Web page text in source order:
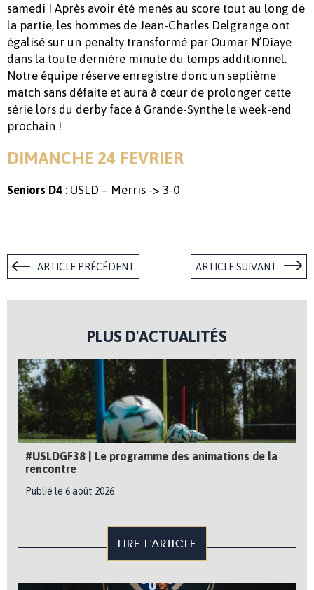
samedi ! Après avoir été menés au score tout au long de
la partie, les hommes de Jean-Charles Delgrange ont
égalisé sur un penalty transformé par Oumar N’Diaye
dans la toute dernière minute du temps additionnel.
Notre équipe réserve enregistre donc un septième
match sans défaite et aura à cœur de prolonger cette
série lors du derby face à Grande-Synthe le week-end
prochain !
DIMANCHE 24 FEVRIER
Seniors D4 : USLD – Merris -> 3-0
ARTICLE PRÉCÉDENT ARTICLE SUIVANT
PLUS D'ACTUALITÉS
#USLDGF38 | Le programme des animations de la
rencontre
Publié le 6 août 2026
LIRE L'ARTICLE